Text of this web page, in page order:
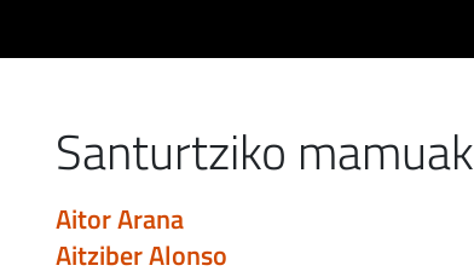
a la navegación
Santurtziko mamuak
aitor arana
aitziber alonso